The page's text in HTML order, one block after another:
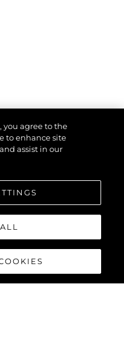
you agree to the
to enhance site
assist in our